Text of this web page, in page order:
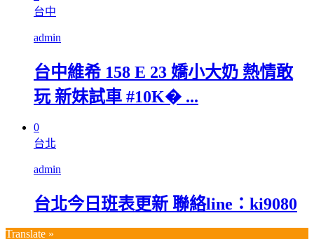
台中
admin
台中維希 158 E 23 嬌小大奶 熱情敢
玩 新妹試車 #10K� ...
0
台北
admin
台北今日班表更新 聯絡line：ki9080
Translate »